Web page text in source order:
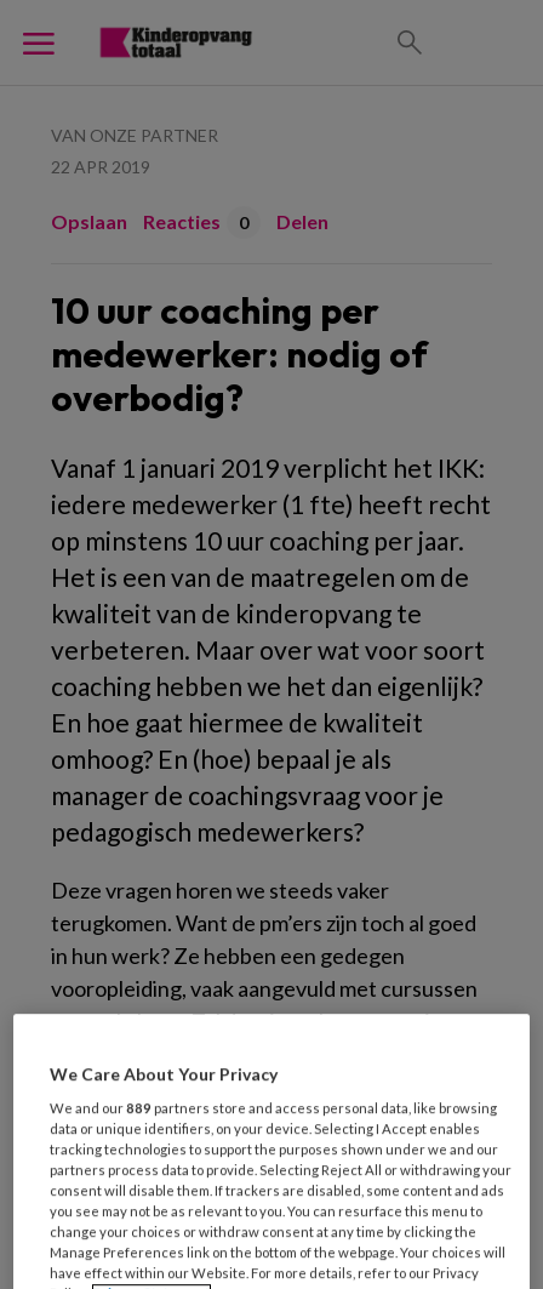
VAN ONZE PARTNER
22 APR 2019
Opslaan Reacties 0 Delen
10 uur coaching per
medewerker: nodig of
overbodig?
Vanaf 1 januari 2019 verplicht het IKK:
iedere medewerker (1 fte) heeft recht
op minstens 10 uur coaching per jaar.
Het is een van de maatregelen om de
kwaliteit van de kinderopvang te
verbeteren. Maar over wat voor soort
coaching hebben we het dan eigenlijk?
En hoe gaat hiermee de kwaliteit
omhoog? En (hoe) bepaal je als
manager de coachingsvraag voor je
pedagogisch medewerkers?
Deze vragen horen we steeds vaker
terugkomen. Want de pm’ers zijn toch al goed
in hun werk? Ze hebben een gedegen
vooropleiding, vaak aangevuld met cursussen
en workshops. Tel daar jarenlange ervaring en
zie; hier staat een geweldige pedagogisch
medewerker! In veel gevallen is dat natuurlijk
ook zo, maar werken met kinderen blijft
mensenwerk. De ene groep kinderen is de
andere niet. Een groep drukke jongens van
dezelfde leeftijd geeft bijvoorbeeld een hele
andere dynamiek dan een verticale groep met
We Care About Your Privacy
We and our889 partners store and access personal data, like browsing
data or unique identifiers, on your device. Selecting I Accept enables
tracking technologies to support the purposes shown under we and our
partners process data to provide. Selecting Reject All or withdrawing your
consent will disable them. If trackers are disabled, some content and ads
you see may not be as relevant to you. You can resurface this menu to
change your choices or withdraw consent at any time by clicking the
Manage Preferences link on the bottom of the webpage. Your choices will
have effect within our Website. For more details, refer to our Privacy